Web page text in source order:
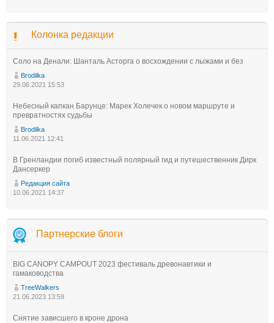
Колонка редакции
Соло на Денали: Шанталь Асторга о восхождении с лыжами и без
Brodilka
29.06.2021 15:53
Небесный капкан Барунце: Марек Холечек о новом маршруте и
превратностях судьбы
Brodilka
11.06.2021 12:41
В Гренландии погиб известный полярный гид и путешественник Дирк
Дансеркер
Редакция сайта
10.06.2021 14:37
Партнерские блоги
BIG CANOPY CAMPOUT 2023 фестиваль древонавтики и
гамаководства
TreeWalkers
21.06.2023 13:59
Снятие зависшего в кроне дрона